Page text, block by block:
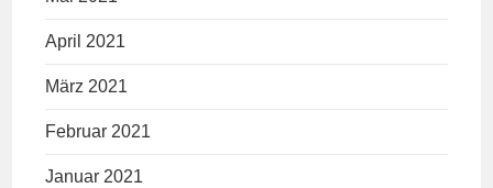
April 2021
März 2021
Februar 2021
Januar 2021